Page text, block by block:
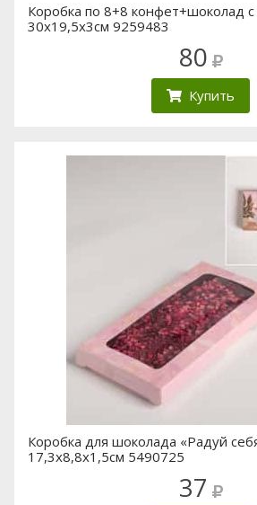
Коробка по 8+8 конфет+шоколад
30х19,5х3см 9259483
80
Купить
Коробка для шоколада «Радуй
17,3х8,8х1,5см 5490725
37